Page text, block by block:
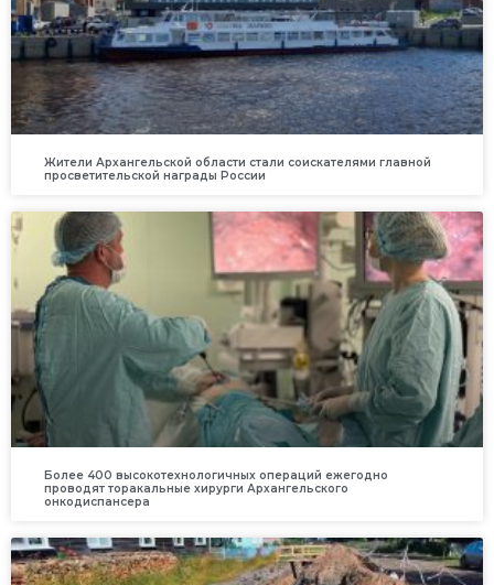
Жители Архангельской области стали соискателями главной
просветительской награды России
Более 400 высокотехнологичных операций ежегодно
проводят торакальные хирурги Архангельского
онкодиспансера